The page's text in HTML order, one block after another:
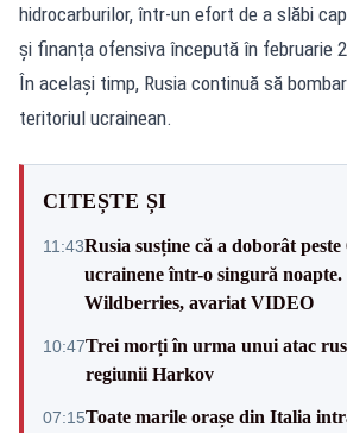
hidrocarburilor, într-un efort de a slăbi
și finanța ofensiva începută în februarie
În același timp, Rusia continuă să
teritoriul ucrainean.
CITEȘTE ȘI
11:43Rusia susține că a doborât peste
ucrainene într-o singură
Wildberries, avariat VIDEO
10:47Trei morți în urma unui atac
regiunii Harkov
07:15Toate marile orașe din Italia